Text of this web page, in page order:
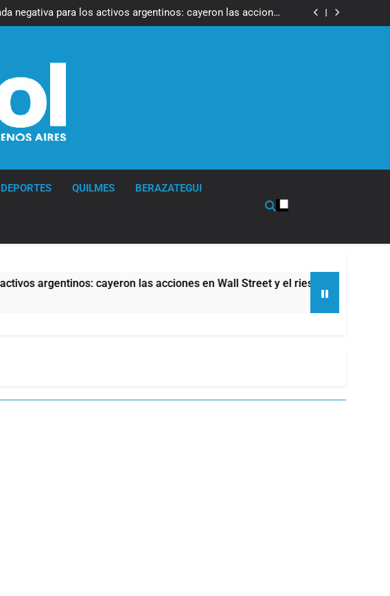
Ley de Propiedad Privada
negativa para los activos argentinos: cayeron las acciones
Wall Street y el riesgo país quedó al borde de los 450 puntos
condenó los disturbios frente al Congreso y calificó a los
negativa para los activos argentinos: cayeron las acciones
condenó los disturbios frente al Congreso y calificó a los
Día Internacional de la Cerveza: los tres secretos para servirla
DEPORTES QUILMES BERAZATEGUI
cayeron las acciones en Wall Street y el riesgo país quedó al borde